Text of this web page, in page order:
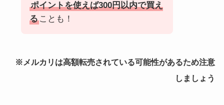
ポイントを使えば300円以内で買え
ることも！
※メルカリは高額転売されている可能性があるため注意
しましょう